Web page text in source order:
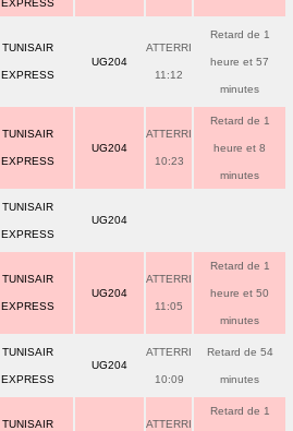
EXPRESS
TUNISAIR
EXPRESS
UG204
ATTERRI
11:12
Retard de 1
heure et 57
minutes
TUNISAIR
EXPRESS
UG204
ATTERRI
10:23
Retard de 1
heure et 8
minutes
TUNISAIR
EXPRESS
UG204
TUNISAIR
EXPRESS
UG204
ATTERRI
11:05
Retard de 1
heure et 50
minutes
TUNISAIR
EXPRESS
UG204
ATTERRI
10:09
Retard de 54
minutes
TUNISAIR ATTERRI
Retard de 1